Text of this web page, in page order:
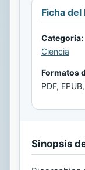
Ficha del
Categoría:
Ciencia
Formatos
PDF,
Sinopsis